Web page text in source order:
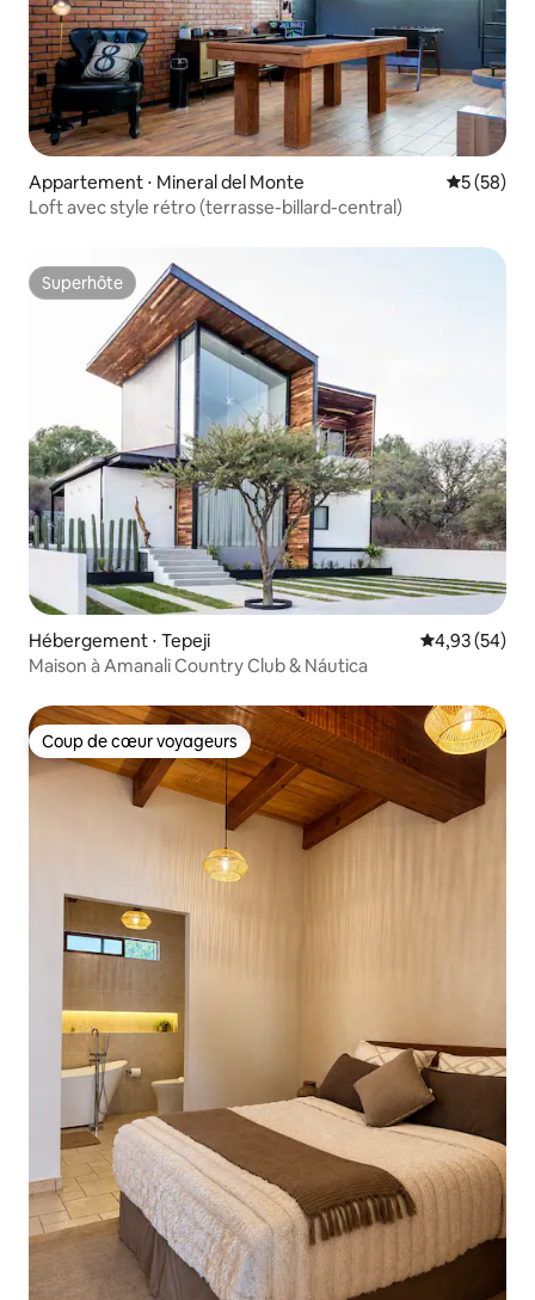
Appartement ⋅ Mineral del Monte
5 (58)
Loft avec style rétro (terrasse-billard-central)
Superhôte
Superhôte
Hébergement ⋅ Tepeji Évaluation
4,93 (54)
Maison à Amanali Country Club & Náutica
Coup de cœur voyageurs
Coup de cœur voyageurs